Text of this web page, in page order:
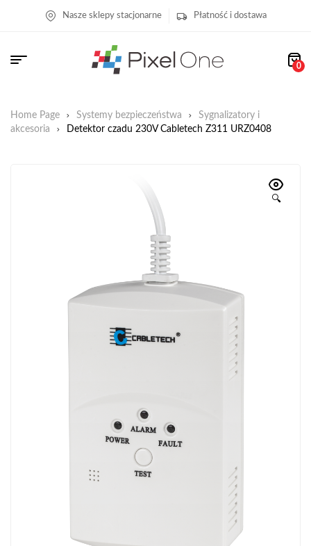
Nasze sklepy stacjonarne Płatność i dostawa
0
Home Page Systemy bezpieczeństwa
Sygnalizatory i
akcesoria
Detektor czadu 230V Cabletech Z311 URZ0408
🔍